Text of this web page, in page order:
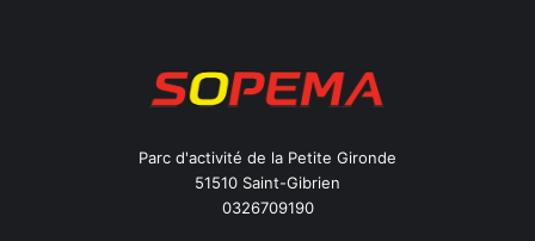
Parc d'activité de la Petite Gironde
51510 Saint-Gibrien
0326709190